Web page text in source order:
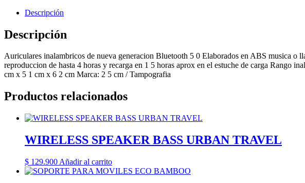
Descripción
Descripción
Auriculares inalambricos de nueva generacion Bluetooth 5 0 Elaborados en ABS musica o
reproduccion de hasta 4 horas y recarga en 1 5 horas aprox en el estuche de carga
cm x 5 1 cm x 6 2 cm Marca: 2 5 cm / Tampografia
Productos relacionados
WIRELESS SPEAKER BASS URBAN TRAVEL
$ 129.900 Añadir al carrito